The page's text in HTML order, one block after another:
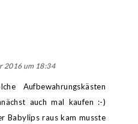
2016 um 18:34
Aufbewahrungskästen
auch mal kaufen :-)
Babylips raus kam musste